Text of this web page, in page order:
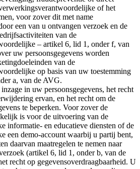
of het
voor zover dit met name
een van u ontvangen verzoek en de
van de
– artikel 6, lid 1, onder f, van
uw persoonsgegevens worden
van de
op basis van uw toestemming
a, van de AVG.
in uw persoonsgegevens, het recht
ervan, en het recht om de
te beperken. Voor zover de
is voor de uitvoering van de
informatie- en educatieve diensten of de
een demo-account waarbij u partij bent,
daarvan maatregelen te nemen naar
(artikel 6, lid 1, onder b, van de
recht op gegevensoverdraagbaarheid. U